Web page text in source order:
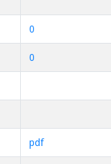
0
0
pdf